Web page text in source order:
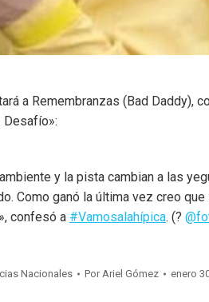
a Remembranzas (Bad Daddy),
Desafío»:
y la pista cambian a las
ganó la última vez creo
confesó a #Vamosalahípica. (?
Nacionales PorAriel Gómez enero